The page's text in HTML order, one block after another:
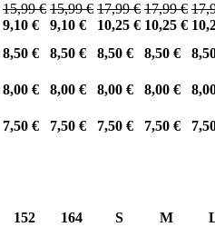
15,99 €
9,10 €
15,99 €
9,10 €
17,99 €
10,25 €
17,99 €
10,25 €
8,50 € 8,50 € 8,50 € 8,50 €
8,00 € 8,00 € 8,00 € 8,00 €
7,50 € 7,50 € 7,50 € 7,50 €
152 164 S M